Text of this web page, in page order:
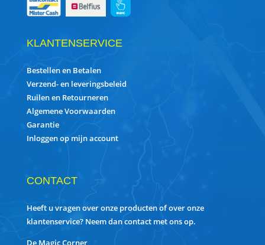
KLANTENSERVICE
Bestellen en Betalen
Verzend- en leveringsbeleid
Ruilen en Retourneren
Algemene Voorwaarden
Garantie
Inloggen op mijn account
CONTACT
Heeft u vragen over onze producten of over onze
klantenservice? Neem dan contact met ons op.
De Magic Corner